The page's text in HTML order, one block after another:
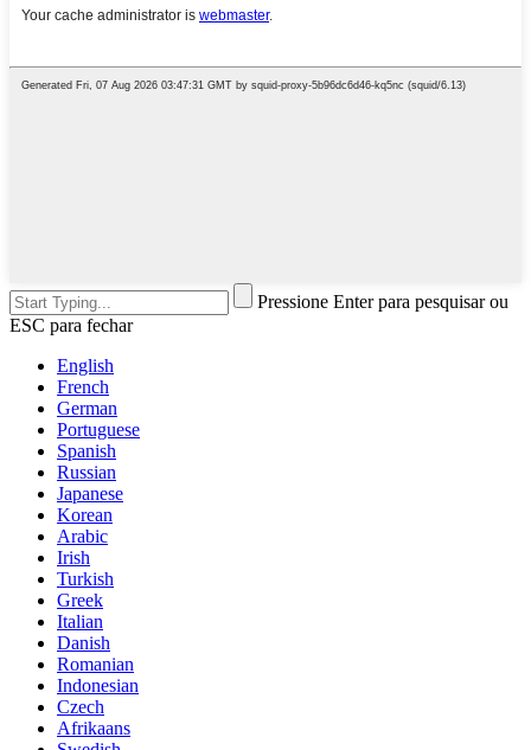
Pressione Enter para pesquisar ou
ESC para fechar
English
French
German
Portuguese
Spanish
Russian
Japanese
Korean
Arabic
Irish
Turkish
Greek
Italian
Danish
Romanian
Indonesian
Czech
Afrikaans